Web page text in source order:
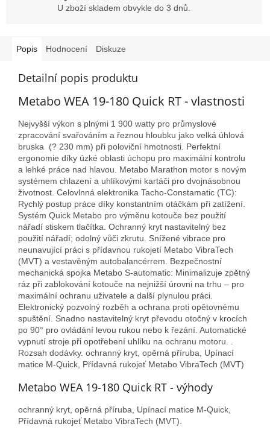
U zboží skladem obvykle do 3 dnů.
Popis Hodnocení Diskuze
Detailní popis produktu
Metabo WEA 19-180 Quick RT - vlastnosti
Nejvyšší výkon s plnými 1 900 watty pro průmyslové
zpracování svařováním a řeznou hloubku jako velká úhlová
bruska (? 230 mm) při poloviční hmotnosti. Perfektní
ergonomie díky úzké oblasti úchopu pro maximální kontrolu
a lehké práce nad hlavou. Metabo Marathon motor s novým
systémem chlazení a uhlíkovými kartáči pro dvojnásobnou
životnost. Celovlnná elektronika Tacho-Constamatic (TC):
Rychlý postup práce díky konstantním otáčkám při zatížení.
Systém Quick Metabo pro výměnu kotouče bez použití
nářadí stiskem tlačítka. Ochranný kryt nastavitelný bez
použití nářadí; odolný vůči zkrutu. Snížené vibrace pro
neunavující práci s přídavnou rukojetí Metabo VibraTech
(MVT) a vestavěným autobalancérrem. Bezpečnostní
mechanická spojka Metabo S-automatic: Minimalizuje zpětný
ráz při zablokování kotouče na nejnižší úrovni na trhu – pro
maximální ochranu uživatele a další plynulou práci.
Elektronický pozvolný rozběh a ochrana proti opětovnému
spuštění. Snadno nastavitelný kryt převodu otočný v krocích
po 90° pro ovládání levou rukou nebo k řezání. Automatické
vypnutí stroje při opotřebení uhlíku na ochranu motoru. .
Rozsah dodávky. ochranný kryt, opěrná příruba, Upínací
matice M-Quick, Přídavná rukojeť Metabo VibraTech (MVT)
Metabo WEA 19-180 Quick RT - výhody
ochranný kryt, opěrná příruba, Upínací matice M-Quick,
Přídavná rukojeť Metabo VibraTech (MVT).